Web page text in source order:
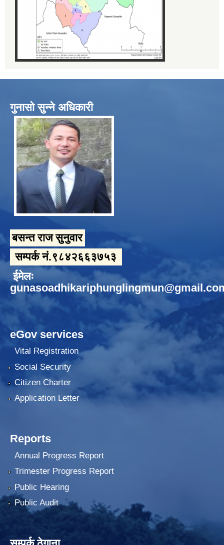
गुनासो सुन्ने अधिकारी
बसन्त राज सुनुवार
सम्पर्क नं.९८४२६६३७५३
ईमेलः
eGov services
Vital Registration
Social Security
Citizen Charter
Application Letter
Reports
Annual Progress Report
Trimester Progress Report
Public Hearing
Public Audit